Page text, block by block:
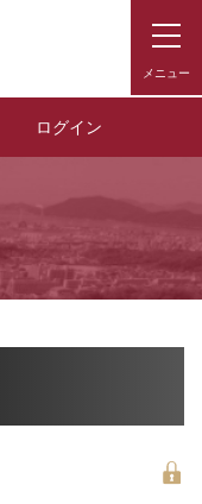
ログイン